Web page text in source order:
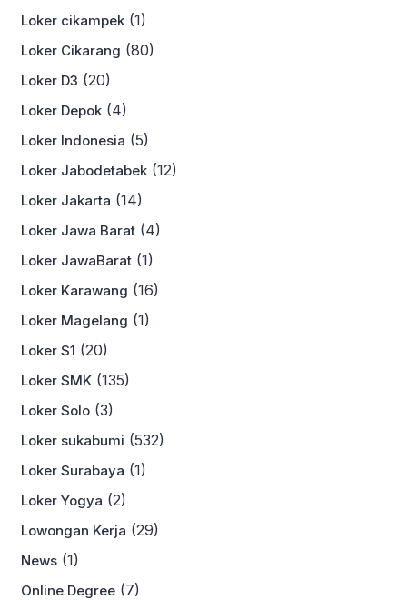
Loker cikampek (1)
Loker Cikarang (80)
Loker D3 (20)
Loker Depok (4)
Loker Indonesia (5)
Loker Jabodetabek (12)
Loker Jakarta (14)
Loker Jawa Barat (4)
Loker JawaBarat (1)
Loker Karawang (16)
Loker Magelang (1)
Loker S1 (20)
Loker SMK (135)
Loker Solo (3)
Loker sukabumi (532)
Loker Surabaya (1)
Loker Yogya (2)
Lowongan Kerja (29)
News (1)
Online Degree (7)